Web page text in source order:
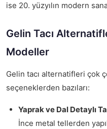
ise 20. yüzyılın modern
Gelin Tacı
Modeller
Gelin tacı alternatifleri çok
seçeneklerden bazıları:
Yaprak ve Dal Detaylı
İnce metal tellerden